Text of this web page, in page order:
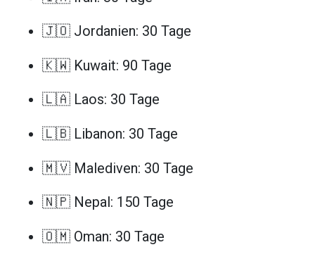
🇯🇴 Jordanien: 30 Tage
🇰🇼 Kuwait: 90 Tage
🇱🇦 Laos: 30 Tage
🇱🇧 Libanon: 30 Tage
🇲🇻 Malediven: 30 Tage
🇳🇵 Nepal: 150 Tage
🇴🇲 Oman: 30 Tage